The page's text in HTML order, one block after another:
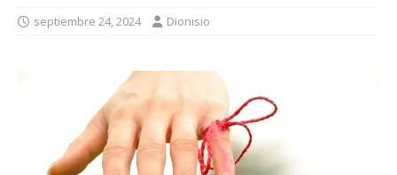
septiembre 24, 2024 Dionisio